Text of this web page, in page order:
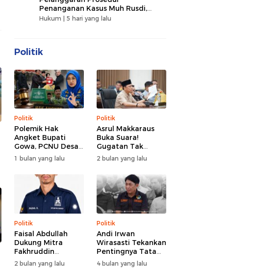
Penanganan Kasus Muh Rusdi,
Segera Laporkan ke Dumas Polri
Hukum | 5 hari yang lalu
Politik
Politik
Polemik Hak
Angket Bupati
Gowa, PCNU Desak
DPRD Buka Fakta
Transparan
1 bulan yang lalu
Politik
Asrul Makkaraus
Buka Suara!
Gugatan Tak
Hentikan Hak
Angket DPRD
2 bulan yang lalu
Politik
Faisal Abdullah
Dukung Mitra
Fakhruddin
Nahkodai BM PAN
Periode 2026-2031
2 bulan yang lalu
Politik
Andi Irwan
Wirasasti Tekankan
Pentingnya Tata
Kelola Terintegrasi
Sektor Peternakan
4 bulan yang lalu